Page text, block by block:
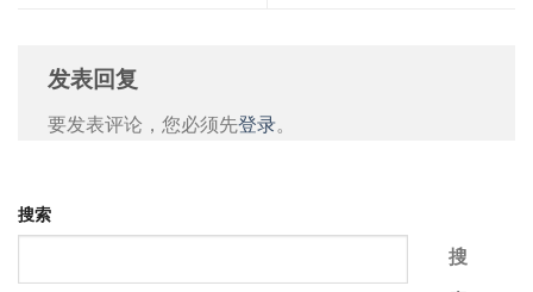
发表回复
要发表评论，您必须先登录。
搜索
搜